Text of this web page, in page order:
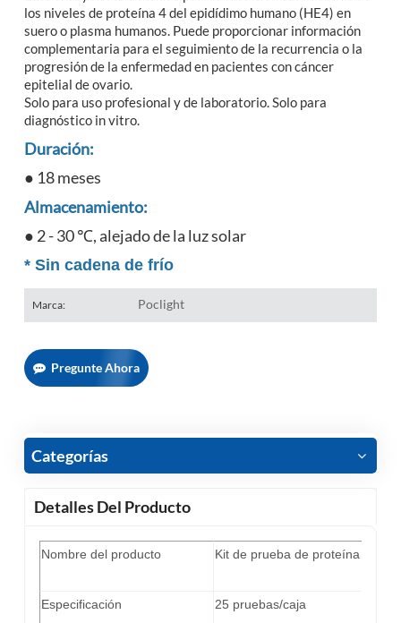
los niveles de proteína 4 del epidídimo humano (HE4) en
suero o plasma humanos. Puede proporcionar información
complementaria para el seguimiento de la recurrencia o la
progresión de la enfermedad en pacientes con cáncer
epitelial de ovario.
Solo para uso profesional y de laboratorio. Solo para
diagnóstico in vitro.
Duración:
● 18 meses
Almacenamiento:
● 2 - 30 ℃, alejado de la luz solar
* Sin cadena de frío
Marca: Poclight
Pregunte Ahora
Categorías
Detalles Del Producto
Nombre del producto Kit de prueba de proteína 4 del
Especificación 25 pruebas/caja